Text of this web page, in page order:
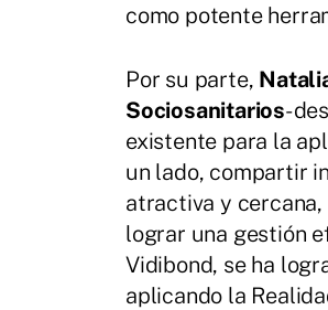
como potente
Por su parte,
Sociosanitarios-
existente para la
un lado, compartir
atractiva y
lograr una gestión
Vidibond, se ha
aplicando la